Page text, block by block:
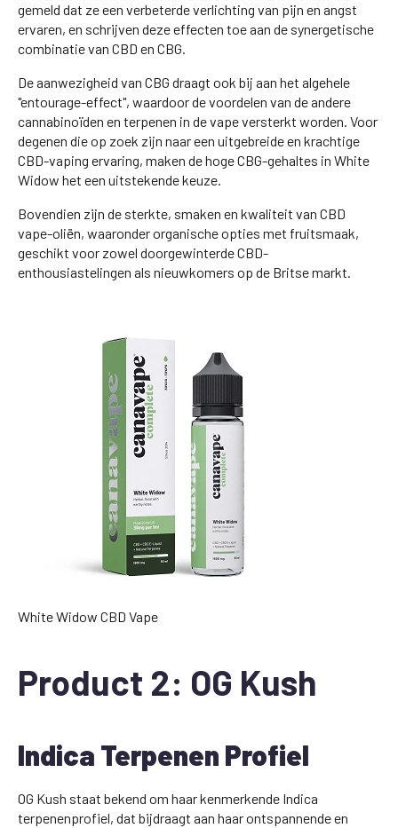
gemeld dat ze een verbeterde verlichting van pijn en angst
ervaren, en schrijven deze effecten toe aan de synergetische
combinatie van CBD en CBG.
De aanwezigheid van CBG draagt ook bij aan het algehele
"entourage-effect", waardoor de voordelen van de andere
cannabinoïden en terpenen in de vape versterkt worden. Voor
degenen die op zoek zijn naar een uitgebreide en krachtige
CBD-vaping ervaring, maken de hoge CBG-gehaltes in White
Widow het een uitstekende keuze.
Bovendien zijn de sterkte, smaken en kwaliteit van CBD
vape-oliën, waaronder organische opties met fruitsmaak,
geschikt voor zowel doorgewinterde CBD-
enthousiastelingen als nieuwkomers op de Britse markt.
White Widow CBD Vape
Product 2: OG Kush
Indica Terpenen Profiel
OG Kush staat bekend om haar kenmerkende Indica
terpenenprofiel, dat bijdraagt aan haar ontspannende en